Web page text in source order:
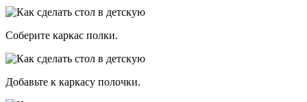
Соберите каркас полки.
Добавьте к каркасу полочки.